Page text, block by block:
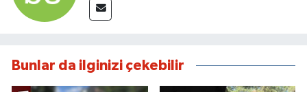
Bunlar da ilginizi çekebilir